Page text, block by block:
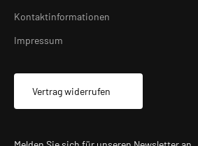
Kontaktinformationen
Impressum
Vertrag widerrufen